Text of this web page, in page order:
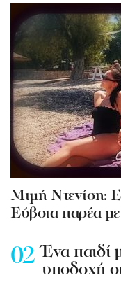
Mιμή Ντενίση:
Εύβοια παρέα
Ένα παιδί
υποδοχή